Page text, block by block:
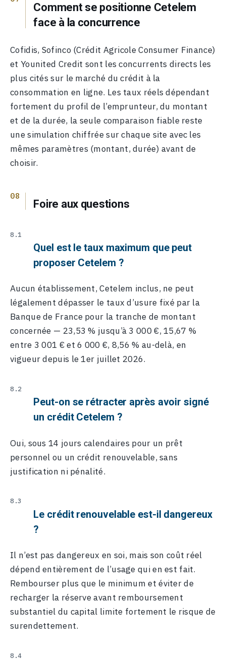
Comment se positionne Cetelem
face à la concurrence
Cofidis, Sofinco (Crédit Agricole Consumer Finance)
et Younited Credit sont les concurrents directs les
plus cités sur le marché du crédit à la
consommation en ligne. Les taux réels dépendant
fortement du profil de l’emprunteur, du montant
et de la durée, la seule comparaison fiable reste
une simulation chiffrée sur chaque site avec les
mêmes paramètres (montant, durée) avant de
choisir.
Foire aux questions
Quel est le taux maximum que peut
proposer Cetelem ?
Aucun établissement, Cetelem inclus, ne peut
légalement dépasser le taux d’usure fixé par la
Banque de France pour la tranche de montant
concernée — 23,53 % jusqu’à 3 000 €, 15,67 %
entre 3 001 € et 6 000 €, 8,56 % au-delà, en
vigueur depuis le 1er juillet 2026.
Peut-on se rétracter après avoir signé
un crédit Cetelem ?
Oui, sous 14 jours calendaires pour un prêt
personnel ou un crédit renouvelable, sans
justification ni pénalité.
Le crédit renouvelable est-il dangereux
?
Il n’est pas dangereux en soi, mais son coût réel
dépend entièrement de l’usage qui en est fait.
Rembourser plus que le minimum et éviter de
recharger la réserve avant remboursement
substantiel du capital limite fortement le risque de
surendettement.